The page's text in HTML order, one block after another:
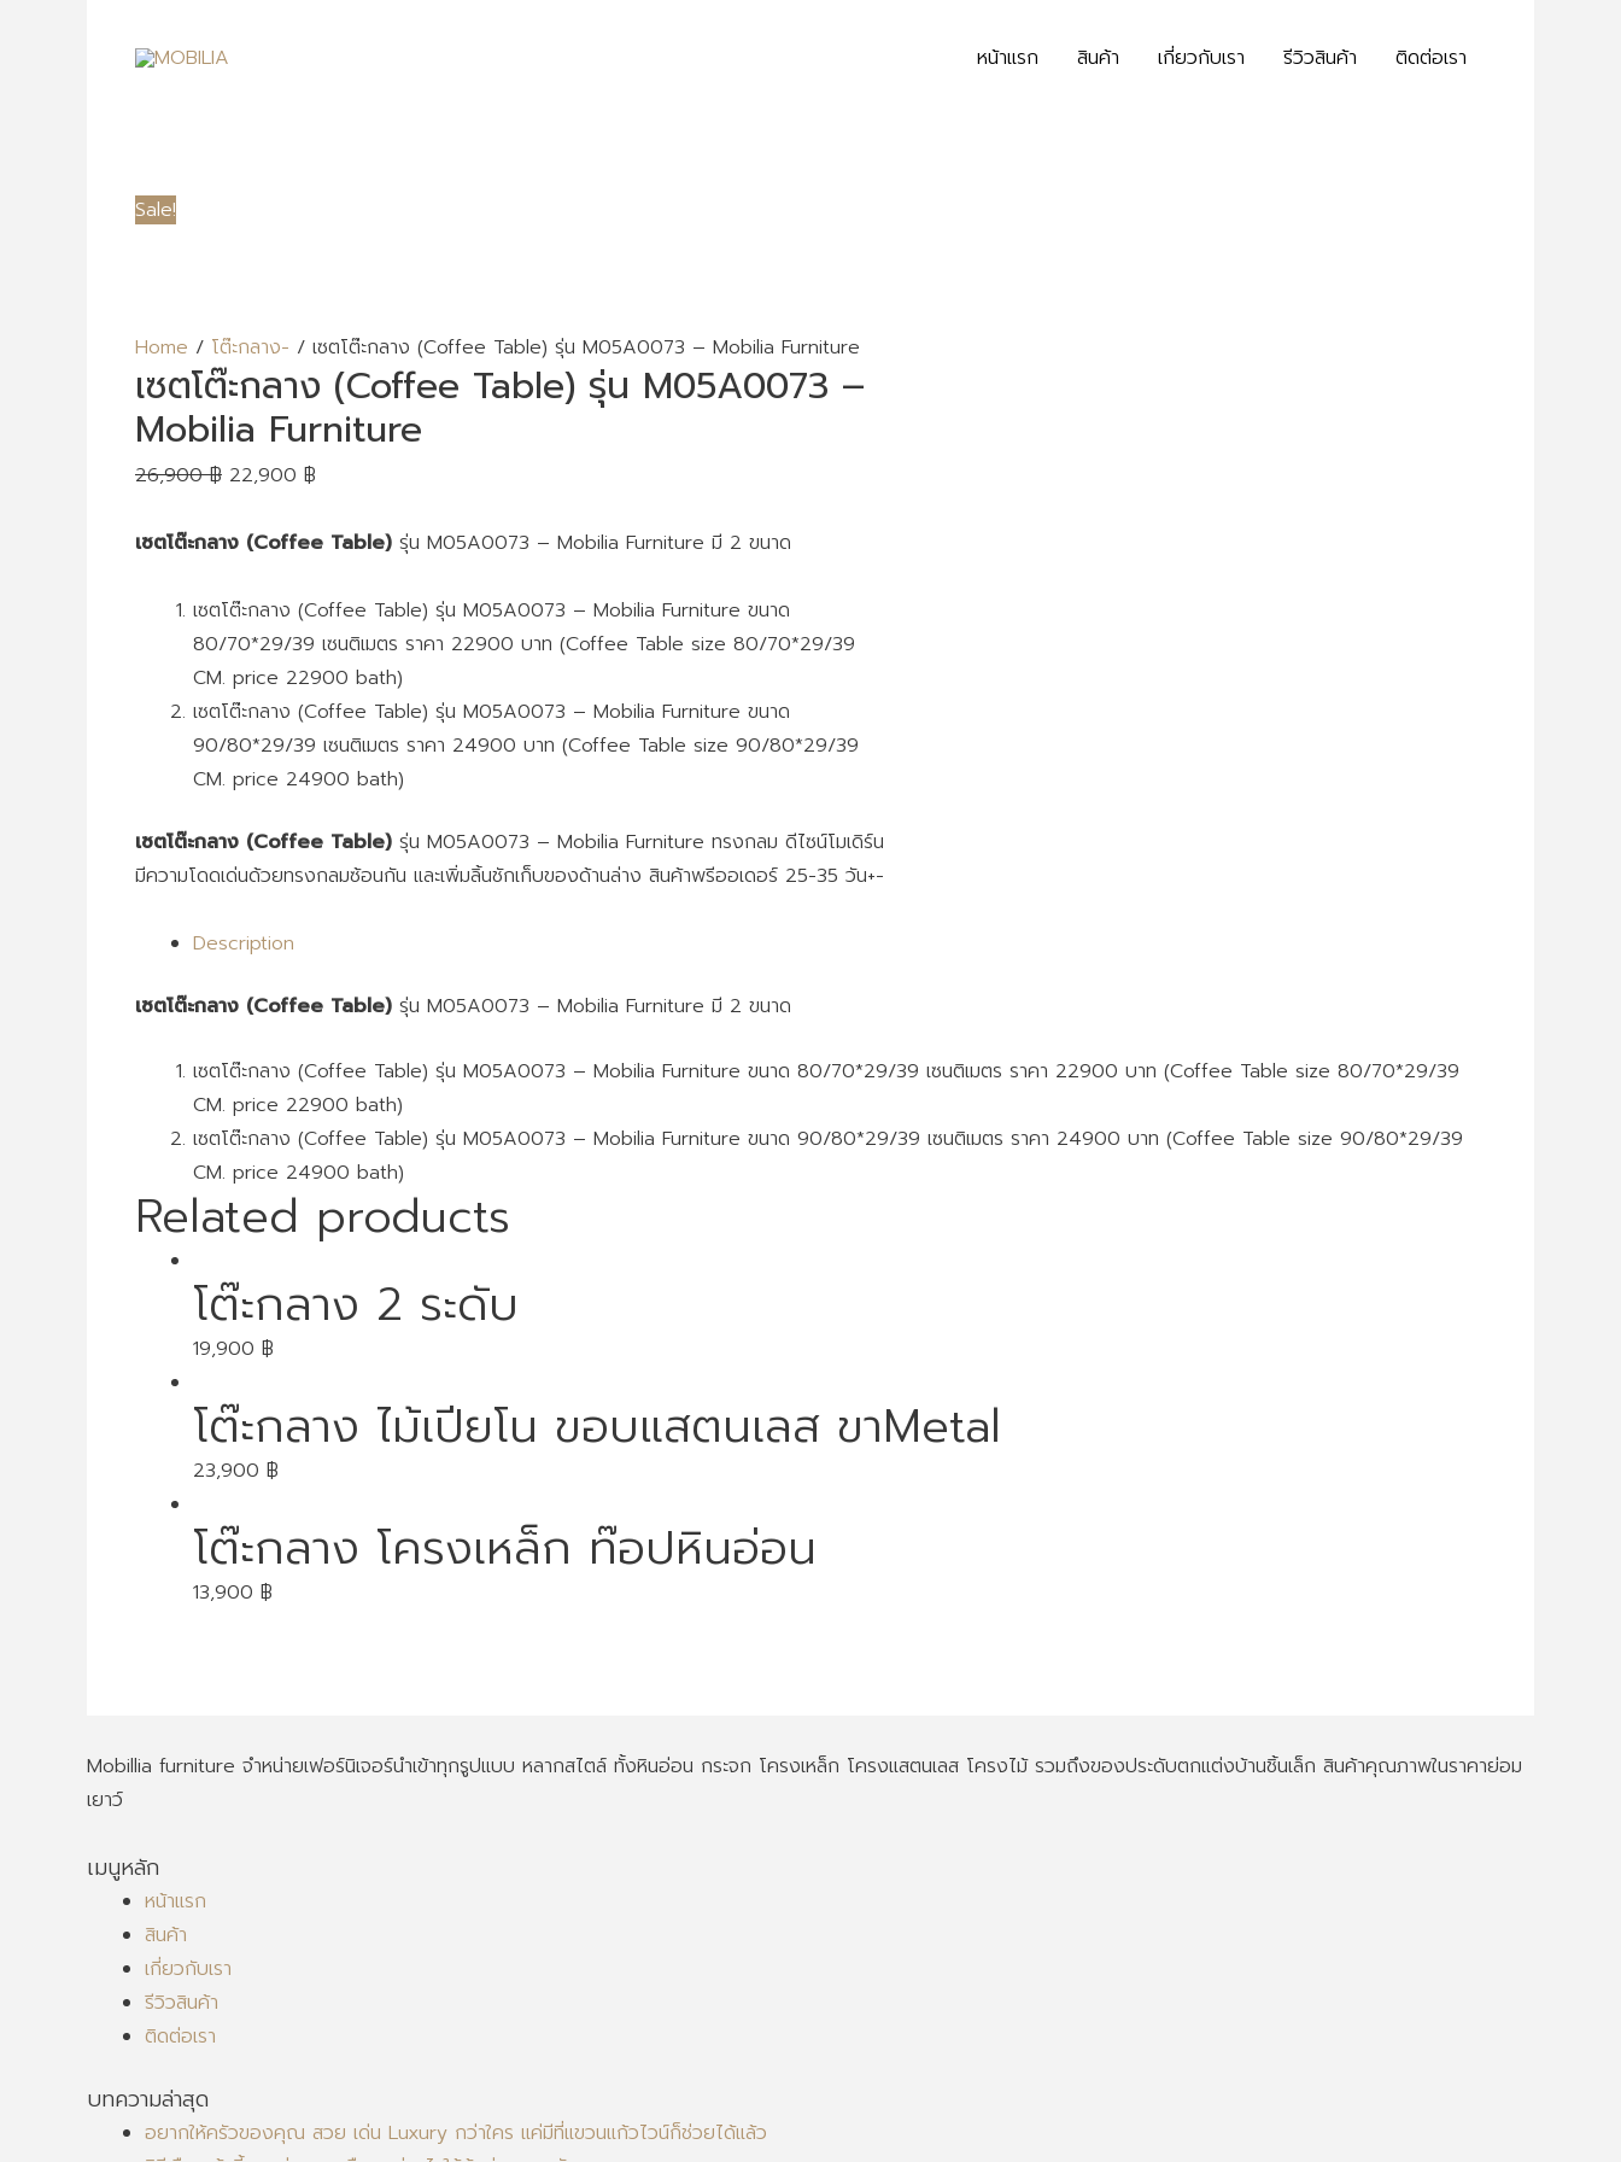
หน้าแรก สินค้า เกี่ยวกับเรา รีวิวสินค้า ติดต่อเรา
Sale!
Home / โต๊ะกลาง- / เซตโต๊ะกลาง (Coffee Table) รุ่น M05A0073 – Mobilia Furniture
เซตโต๊ะกลาง (Coffee Table) รุ่น M05A0073 –
Mobilia Furniture
26,900฿ 22,900 ฿
เซตโต๊ะกลาง (Coffee Table) รุ่น M05A0073 – Mobilia Furniture มี 2 ขนาด
เซตโต๊ะกลาง (Coffee Table) รุ่น M05A0073 – Mobilia Furniture ขนาด
80/70*29/39 เซนติเมตร ราคา 22900 บาท (Coffee Table size 80/70*29/39
CM. price 22900 bath)
เซตโต๊ะกลาง (Coffee Table) รุ่น M05A0073 – Mobilia Furniture ขนาด
90/80*29/39 เซนติเมตร ราคา 24900 บาท (Coffee Table size 90/80*29/39
CM. price 24900 bath)
เซตโต๊ะกลาง (Coffee Table) รุ่น M05A0073 – Mobilia Furniture ทรงกลม ดีไซน์โมเดิร์น
มีความโดดเด่นด้วยทรงกลมซ้อนกัน และเพิ่มลิ้นชักเก็บของด้านล่าง สินค้าพรีออเดอร์ 25-35 วัน+-
Description
เซตโต๊ะกลาง (Coffee Table) รุ่น M05A0073 – Mobilia Furniture มี 2 ขนาด
เซตโต๊ะกลาง (Coffee Table) รุ่น M05A0073 – Mobilia Furniture ขนาด 80/70*29/39 เซนติเมตร ราคา 22900 บาท (Coffee Table size 80/70*29/39
CM. price 22900 bath)
เซตโต๊ะกลาง (Coffee Table) รุ่น M05A0073 – Mobilia Furniture ขนาด 90/80*29/39 เซนติเมตร ราคา 24900 บาท (Coffee Table size 90/80*29/39
CM. price 24900 bath)
Related products
โต๊ะกลาง 2 ระดับ
19,900 ฿
โต๊ะกลาง ไม้เปียโน ขอบแสตนเลส ขาMetal
23,900 ฿
โต๊ะกลาง โครงเหล็ก ท๊อปหินอ่อน
13,900 ฿
Mobillia furniture จำหน่ายเฟอร์นิเจอร์นำเข้าทุกรูปแบบ หลากสไตล์ ทั้งหินอ่อน กระจก โครงเหล็ก โครงแสตนเลส โครงไม้ รวมถึงของประดับตกแต่งบ้านชิ้นเล็ก สินค้าคุณภาพในราคาย่อม
เยาว์
เมนูหลัก
หน้าแรก
สินค้า
เกี่ยวกับเรา
รีวิวสินค้า
ติดต่อเรา
บทความล่าสุด
อยากให้ครัวของคุณ สวย เด่น Luxury กว่าใคร แค่มีที่แขวนแก้วไวน์ก็ช่วยได้แล้ว